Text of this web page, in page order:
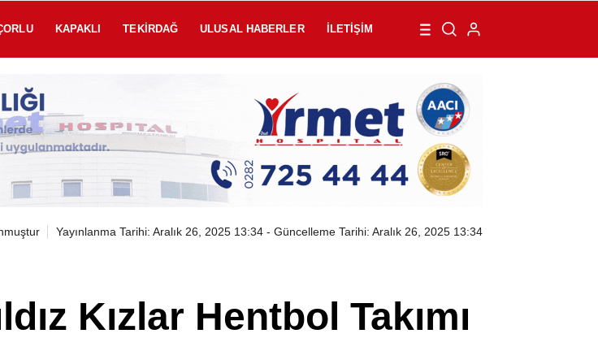
KAPAKLI TEKIRDAĞ ULUSAL HABERLER İLETIŞIM
Yayınlanma Tarihi: Aralık 26, 2025 13:34 - Güncelleme Tarihi: Aralık 26, 2025 13:34
Kızlar Hentbol Takımı